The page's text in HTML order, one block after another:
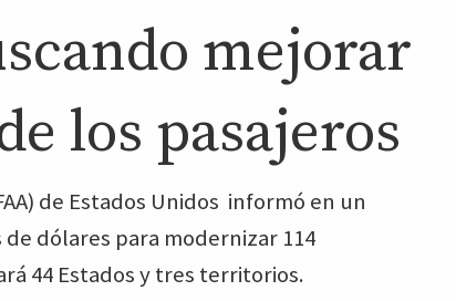
mejorar
los pasajeros
de Estados Unidos informó en un
dólares para modernizar 114
44 Estados y tres territorios.